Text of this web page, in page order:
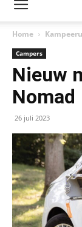
Home
Campers
Nieuw
Nomad
26 juli 2023